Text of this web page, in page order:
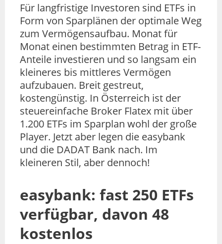
Für langfristige Investoren sind ETFs in
Form von Sparplänen der optimale Weg
zum Vermögensaufbau. Monat für
Monat einen bestimmten Betrag in ETF-
Anteile investieren und so langsam ein
kleineres bis mittleres Vermögen
aufzubauen. Breit gestreut,
kostengünstig. In Österreich ist der
steuereinfache Broker Flatex mit über
1.200 ETFs im Sparplan wohl der große
Player. Jetzt aber legen die easybank
und die DADAT Bank nach. Im
kleineren Stil, aber dennoch!
easybank: fast 250 ETFs
verfügbar, davon 48
kostenlos